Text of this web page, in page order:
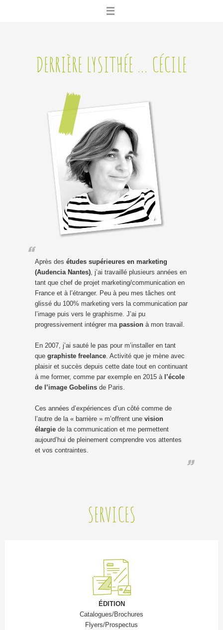
DERRIÈRE LYSITHÉE … CÉCILE
Après des études supérieures en marketing
(Audencia Nantes), j’ai travaillé plusieurs années en
tant que chef de projet marketing/communication en
France et à l’étranger. Peu à peu mes tâches ont
glissé du 100% marketing vers la communication par
l’image puis vers le graphisme. J’ai pu
progressivement intégrer ma passionà mon travail.
En 2007, j’ai sauté le pas pour m’installer en tant
que graphiste freelance. Activité que je mène avec
plaisir et succès depuis cette date tout en continuant
à me former, comme par exemple en 2015 à l’école
de l’image Gobelinsde Paris.
Ces années d’expériences d’un côté comme de
l’autre de la « barrière » m’offrent une vision
élargiede la communication et me permettent
aujourd’hui de pleinement comprendre vos attentes
et vos contraintes.
SERVICES
ÉDITION
Catalogues/Brochures
Flyers/Prospectus